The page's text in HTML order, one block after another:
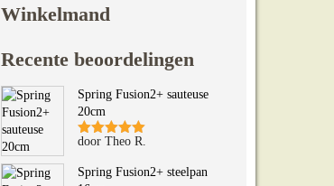
Winkelmand
Recente beoordelingen
Spring Fusion2+ sauteuse
20cm
Gewaardeerd
door Theo R.
Spring Fusion2+ steelpan